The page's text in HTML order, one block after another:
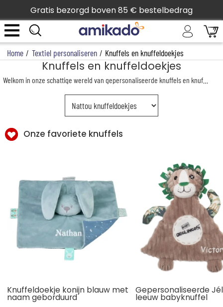
Gratis bezorgd boven 85 € bestelbedrag
Home / Textiel personaliseren / Knuffels en knuffeldoekjes
Knuffels en knuffeldoekjes
Onze favoriete knuffels
Knuffeldoekje konijn blauw met
naam geborduurd
Gepersonaliseerde
leeuw babyknuffel